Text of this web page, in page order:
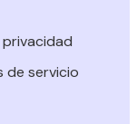
de servicio